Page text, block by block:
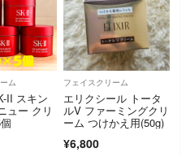
ム
II スキン
ュー クリ
フェイスクリーム
エリクシール トータ
ルV ファーミングクリ
ーム つけかえ用(50g)
¥6,800